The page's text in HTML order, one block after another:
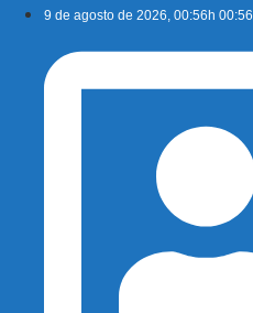
conteúdo
9 de agosto de 2026, 00:56h 00:56